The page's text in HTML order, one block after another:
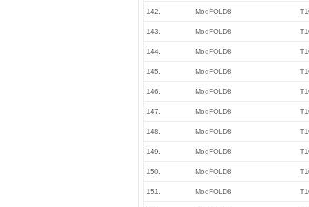
142. ModFOLD8
143. ModFOLD8
144. ModFOLD8
145. ModFOLD8
146. ModFOLD8
147. ModFOLD8
148. ModFOLD8
149. ModFOLD8
150. ModFOLD8
151. ModFOLD8